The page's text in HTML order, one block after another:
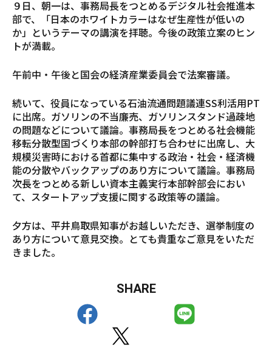
９日、朝一は、事務局長をつとめるデジタル社会推進本
部で、「日本のホワイトカラーはなぜ生産性が低いの
か」というテーマの講演を拝聴。今後の政策立案のヒン
トが満載。
午前中・午後と国会の経済産業委員会で法案審議。
続いて、役員になっている石油流通問題議連SS利活用PT
に出席。ガソリンの不当廉売、ガソリンスタンド過疎地
の問題などについて議論。事務局長をつとめる社会機能
移転分散型国づくり本部の幹部打ち合わせに出席し、大
規模災害時における首都に集中する政治・社会・経済機
能の分散やバックアップのあり方について議論。事務局
次長をつとめる新しい資本主義実行本部幹部会におい
て、スタートアップ支援に関する政策等の議論。
夕方は、平井鳥取県知事がお越しいただき、選挙制度の
あり方について意見交換。とても貴重なご意見をいただ
きました。
SHARE